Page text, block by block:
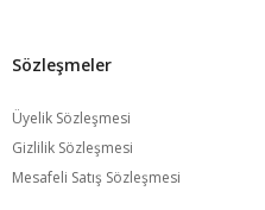
Sözleşmeler
Üyelik Sözleşmesi
Gizlilik Sözleşmesi
Mesafeli Satış Sözleşmesi